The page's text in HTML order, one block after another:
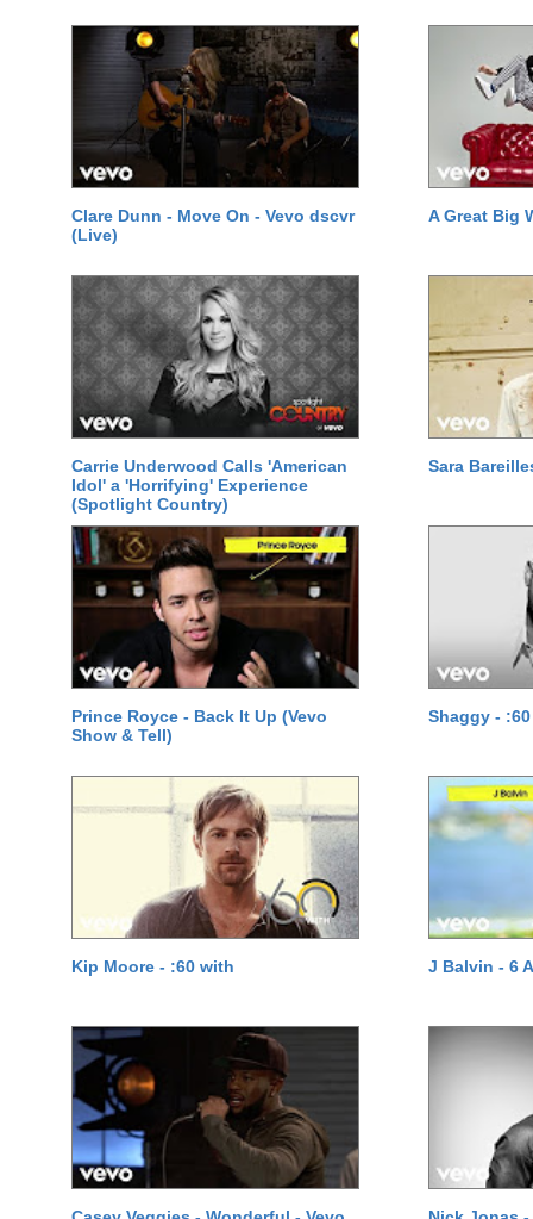
Clare Dunn - Move On - Vevo dscvr
(Live)
A Great Big
Carrie Underwood Calls 'American
Idol' a 'Horrifying' Experience
(Spotlight Country)
Sara
Prince Royce - Back It Up (Vevo
Show & Tell)
Shaggy -
Kip Moore - :60 with J Balvin - 6